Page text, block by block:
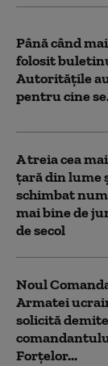
Până când
folosit
Autoritățile
pentru cine
A treia cea
țară din lume
schimbat
mai bine de
de secol
Noul
Armatei
solicită
Forțelor...